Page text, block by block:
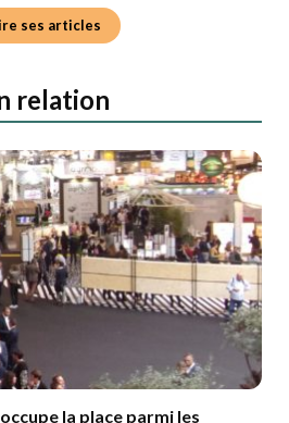
ses articles
relation
la place parmi les